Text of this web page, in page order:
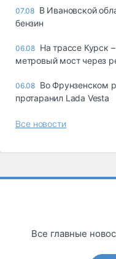
07.08 В Ивановской
бензин
06.08 На трассе Курск
метровый мост через
06.08 Во Фрунзенском
протаранил Lada Vesta
Все новости
Все главные